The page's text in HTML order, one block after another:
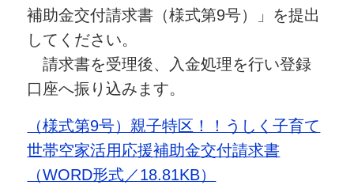
補助金交付請求書（様式第9号）」を提出
してください。
請求書を受理後、入金処理を行い登録
口座へ振り込みます。
（様式第9号）親子特区！！うしく子育て
世帯空家活用応援補助金交付請求書
（WORD形式／18.81KB）